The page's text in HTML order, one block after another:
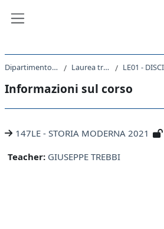
Dipartimento di Studi Umanistici Laurea triennale (DM270)
Informazioni sul corso
147LE - STORIA MODERNA 2021
Teacher: GIUSEPPE TREBBI